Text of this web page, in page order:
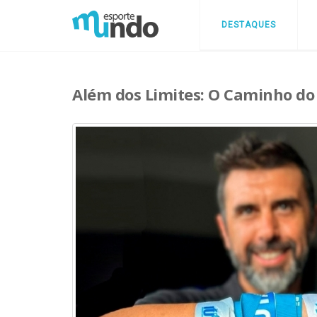
DESTAQUES
Além dos Limites: O Caminho